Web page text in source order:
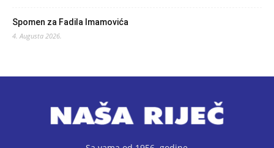
Spomen za Fadila Imamovića
4. Augusta 2026.